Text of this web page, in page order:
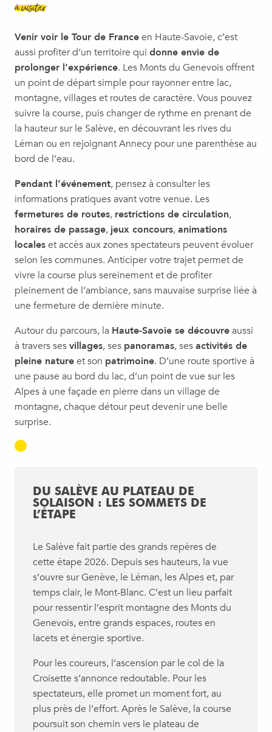
à visiter
Venir voir le Tour de Franceen Haute-Savoie, c’est
aussi profiter d’un territoire qui donne envie de
prolonger l’expérience. Les Monts du Genevois offrent
un point de départ simple pour rayonner entre lac,
montagne, villages et routes de caractère. Vous pouvez
suivre la course, puis changer de rythme en prenant de
la hauteur sur le Salève, en découvrant les rives du
Léman ou en rejoignant Annecy pour une parenthèse au
bord de l’eau.
Pendant l’événement, pensez à consulter les
informations pratiques avant votre venue. Les
fermetures de routes, restrictions de circulation,
horaires de passage,jeux concours,animations
localeset accès aux zones spectateurs peuvent évoluer
selon les communes. Anticiper votre trajet permet de
vivre la course plus sereinement et de profiter
pleinement de l’ambiance, sans mauvaise surprise liée à
une fermeture de dernière minute.
Autour du parcours, la Haute-Savoie se découvreaussi
à travers sesvillages, ses panoramas, sesactivités de
pleine natureet son patrimoine. D’une route sportive à
une pause au bord du lac, d’un point de vue sur les
Alpes à une façade en pierre dans un village de
montagne, chaque détour peut devenir une belle
surprise.
DU SALÈVE AU PLATEAU DE
SOLAISON : LES SOMMETS DE
L’ÉTAPE
Le Salève fait partie des grands repères de
cette étape 2026. Depuis ses hauteurs, la vue
s’ouvre sur Genève, le Léman, les Alpes et, par
temps clair, le Mont-Blanc. C’est un lieu parfait
pour ressentir l’esprit montagne des Monts du
Genevois, entre grands espaces, routes en
lacets et énergie sportive.
Pour les coureurs, l’ascension par le col de la
Croisette s’annonce redoutable. Pour les
spectateurs, elle promet un moment fort, au
plus près de l’effort. Après le Salève, la course
poursuit son chemin vers le plateau de